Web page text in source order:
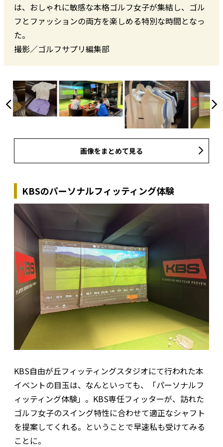
は、おしゃれに敏感な本格ゴルフ女子が集結し、ゴル
フとファッションの両方を楽しめる特別な時間となっ
た。
撮影／ゴルフサプリ編集部
画像をまとめて見る
KBSのパーソナルフィッティング体験
KBS自由が丘フィッティングスタジオにて行われた本
イベントの目玉は、なんといっても、「パーソナルフ
ィッティング体験」。KBS専任フィッターが、訪れた
ゴルフ女子のスイング特性に合わせて適正なシャフト
を提案してくれる。ということで早速私も受けてみる
ことに。